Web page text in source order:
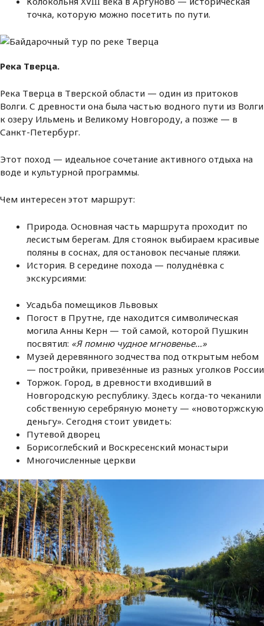
точка, которую можно посетить по пути.
Река Тверца.
Река Тверца в Тверской области — один из притоков
Волги. С древности она была частью водного пути из Волги
к озеру Ильмень и Великому Новгороду, а позже — в
Санкт-Петербург.
Этот поход — идеальное сочетание активного отдыха на
воде и культурной программы.
Чем интересен этот маршрут:
Природа. Основная часть маршрута проходит по
лесистым берегам. Для стоянок выбираем красивые
поляны в соснах, для остановок песчаные пляжи.
История. В середине похода — полуднёвка с
экскурсиями:
Усадьба помещиков Львовых
Погост в Прутне, где находится символическая
могила Анны Керн — той самой, которой Пушкин
посвятил: «Я помню чудное мгновенье…»
Музей деревянного зодчества под открытым небом
— постройки, привезённые из разных уголков России
Торжок. Город, в древности входивший в
Новгородскую республику. Здесь когда-то чеканили
собственную серебряную монету — «новоторжскую
деньгу». Сегодня стоит увидеть:
Путевой дворец
Борисоглебский и Воскресенский монастыри
Многочисленные церкви